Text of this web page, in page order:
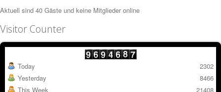
Aktuell sind 40 Gäste und keine Mitglieder online
Visitor Counter
Today
Yesterday
This Week
2302
8466
21408